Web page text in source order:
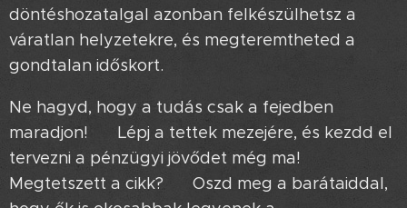
döntéshozatalgal azonban felkészülhetsz a
váratlan helyzetekre, és megteremtheted a
gondtalan időskort.
Ne hagyd, hogy a tudás csak a fejedben
maradjon! 🤔 Lépj a tettek mezejére, és kezdd el
tervezni a pénzügyi jövődet még ma! 💪
Megtetszett a cikk? 😉 Oszd meg a barátaiddal,